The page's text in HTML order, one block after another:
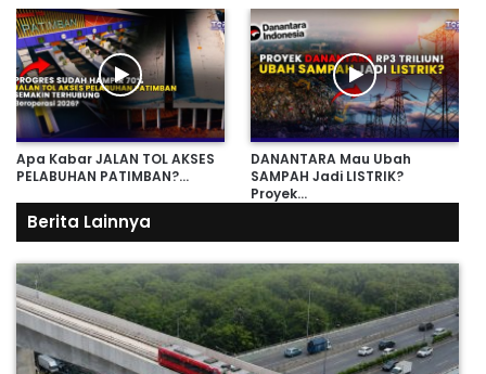
Apa Kabar JALAN TOL AKSES
PELABUHAN PATIMBAN?…
DANANTARA Mau Ubah
SAMPAH Jadi LISTRIK?
Proyek…
Berita Lainnya